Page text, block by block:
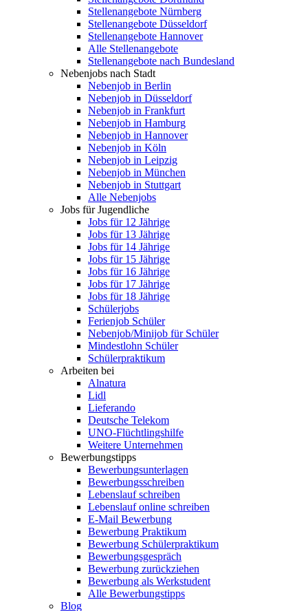
Stellenangebote Nürnberg
Stellenangebote Düsseldorf
Stellenangebote Hannover
Alle Stellenangebote
Stellenangebote nach Bundesland
Nebenjobs nach Stadt
Nebenjob in Berlin
Nebenjob in Düsseldorf
Nebenjob in Frankfurt
Nebenjob in Hamburg
Nebenjob in Hannover
Nebenjob in Köln
Nebenjob in Leipzig
Nebenjob in München
Nebenjob in Stuttgart
Alle Nebenjobs
Jobs für Jugendliche
Jobs für 12 Jährige
Jobs für 13 Jährige
Jobs für 14 Jährige
Jobs für 15 Jährige
Jobs für 16 Jährige
Jobs für 17 Jährige
Jobs für 18 Jährige
Schülerjobs
Ferienjob Schüler
Nebenjob/Minijob für Schüler
Mindestlohn Schüler
Schülerpraktikum
Arbeiten bei
Alnatura
Lidl
Lieferando
Deutsche Telekom
UNO-Flüchtlingshilfe
Weitere Unternehmen
Bewerbungstipps
Bewerbungsunterlagen
Bewerbungsschreiben
Lebenslauf schreiben
Lebenslauf online schreiben
E-Mail Bewerbung
Bewerbung Praktikum
Bewerbung Schülerpraktikum
Bewerbungsgespräch
Bewerbung zurückziehen
Bewerbung als Werkstudent
Alle Bewerbungstipps
Blog